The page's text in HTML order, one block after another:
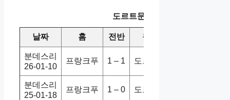
도르트문 vs 프랑크푸 상대전적
날짜 홈 전반 원정
분데스리
26-01-10
프랑크푸 1 – 1 도르트문
분데스리
25-01-18
프랑크푸 1 – 0 도르트문